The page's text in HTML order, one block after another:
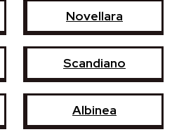
Novellara
Scandiano
Albinea